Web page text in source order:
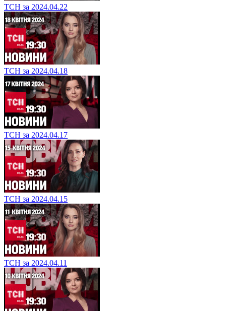
ТСН за 2024.04.22
ТСН за 2024.04.18
ТСН за 2024.04.17
ТСН за 2024.04.15
ТСН за 2024.04.11